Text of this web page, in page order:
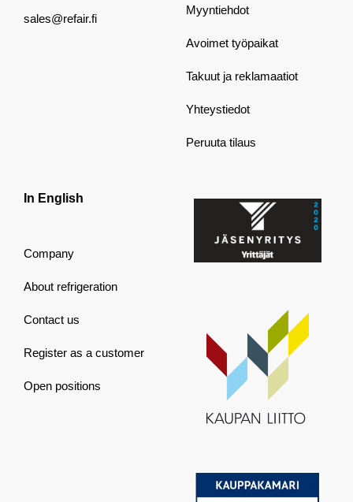
sales@refair.fi
Myyntiehdot
Avoimet työpaikat
Takuut ja reklamaatiot
Yhteystiedot
Peruuta tilaus
In English
Company
About refrigeration
Contact us
Register as a customer
Open positions